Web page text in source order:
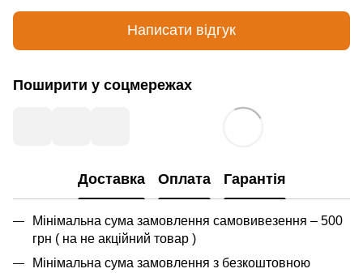
Написати відгук
Поширити у соцмережах
Доставка Оплата Гарантія
Мінімальна сума замовлення самовивезення – 500
грн ( на не акційний товар )
Мінімальна сума замовлення з безкоштовною